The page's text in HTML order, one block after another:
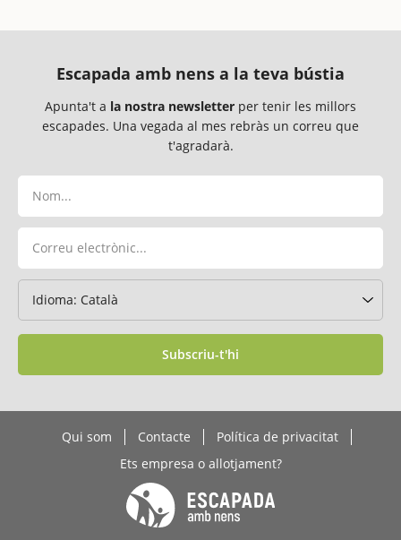
Escapada amb nens a la teva bústia
Apunta't a la nostra newsletter per tenir les millors
escapades. Una vegada al mes rebràs un correu que
t'agradarà.
Subscriu-t'hi
Qui som Contacte
Política de privacitat
Ets empresa o allotjament?